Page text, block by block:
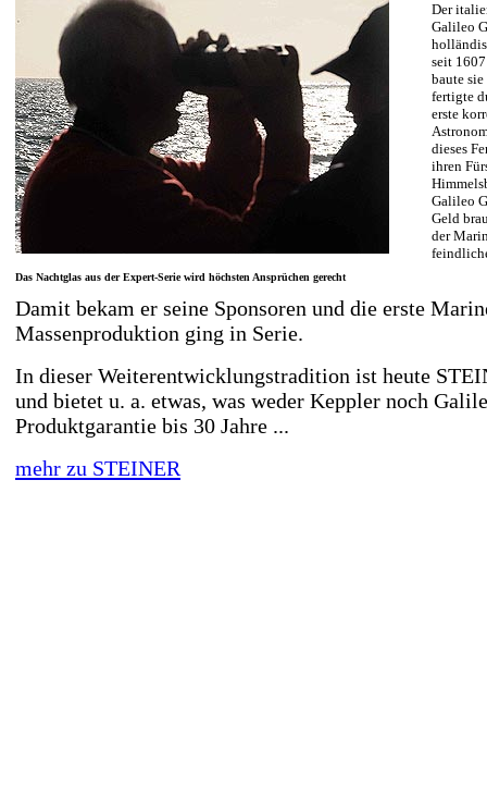
Das Nachtglas aus der Expert-Serie wird höchsten Ansprüchen gerecht
Der
Galileo
seit
baute
fertigte
erste
dieses
ihren
Galileo
Geld
der
Damit bekam er seine Sponsoren und die erste
Massenproduktion ging in Serie.
In dieser Weiterentwicklungstradition ist heute
und bietet u. a. etwas, was weder Keppler noch
Produktgarantie bis 30 Jahre ...
mehr zu STEINER